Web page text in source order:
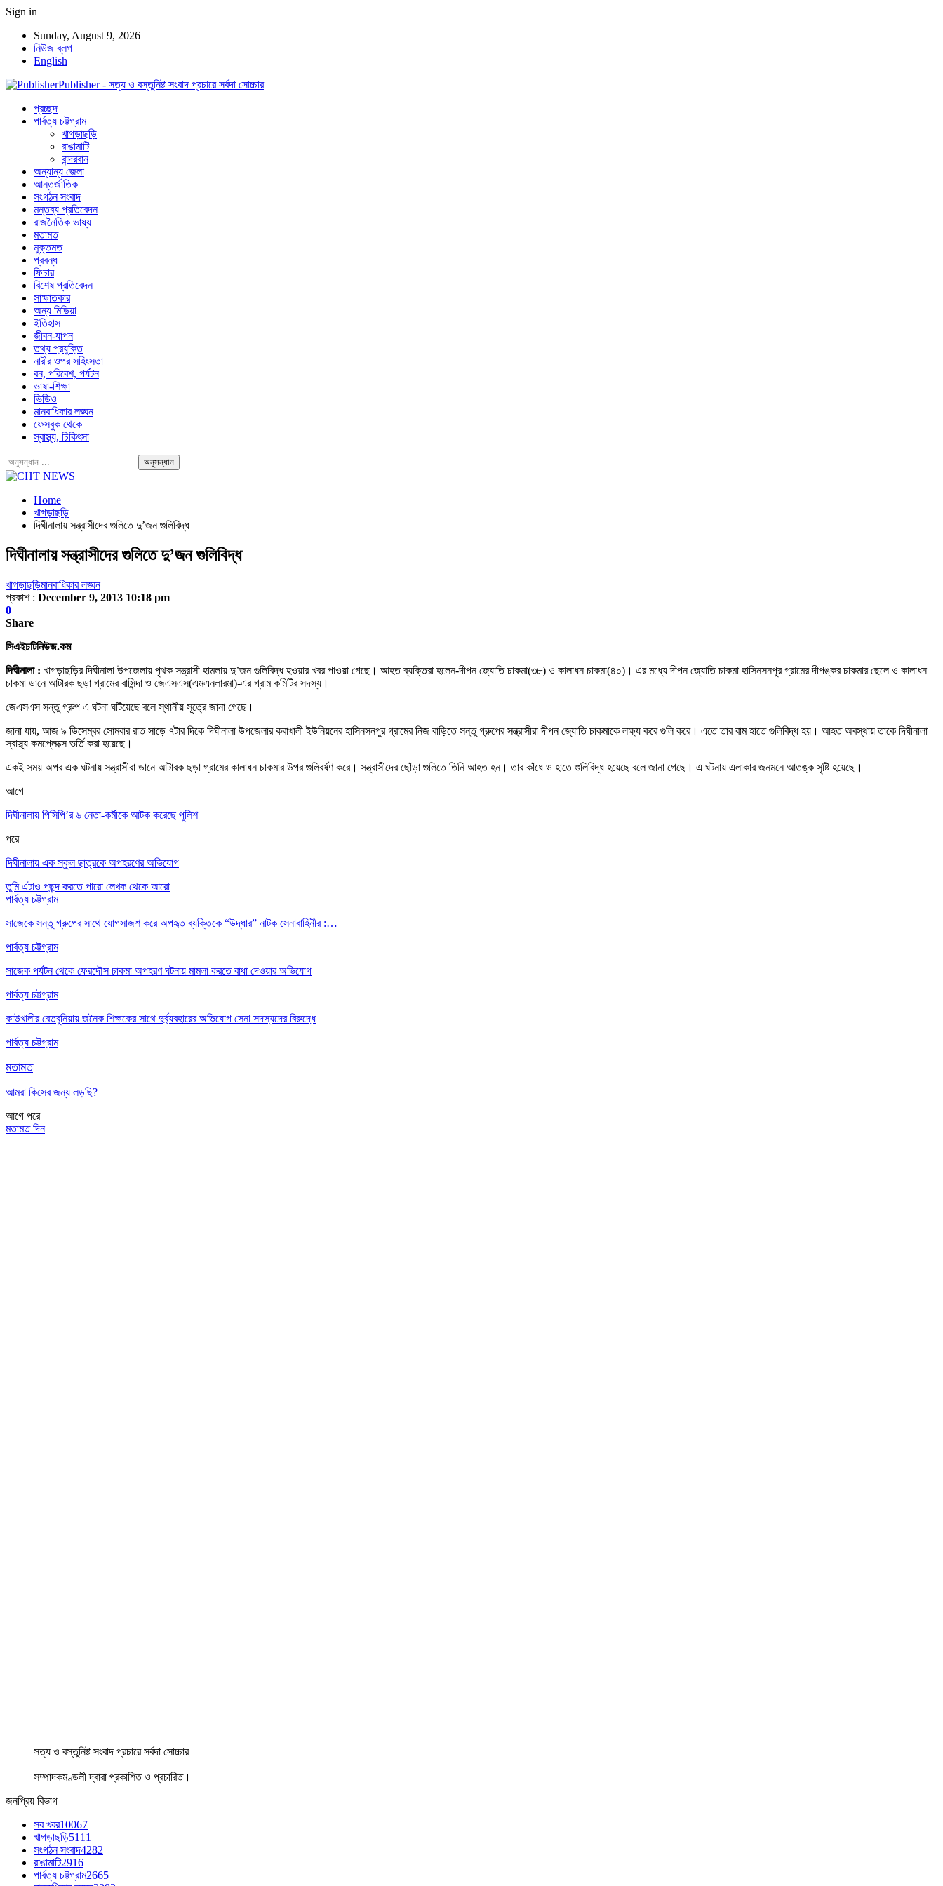
Sign in
Sunday, August 9, 2026
নিউজ ব্লগ
English
Publisher - সত্য ও বস্তুনিষ্ট সংবাদ প্রচারে সর্বদা সোচ্চার
প্রচ্ছদ
পার্বত্য চট্টগ্রাম
খাগড়াছড়ি
রাঙামাটি
বান্দরবান
অন্যান্য জেলা
আন্তর্জাতিক
সংগঠন সংবাদ
মন্তব্য প্রতিবেদন
রাজনৈতিক ভাষ্য
মতামত
মুক্তমত
প্রবন্ধ
ফিচার
বিশেষ প্রতিবেদন
সাক্ষাতকার
অন্য মিডিয়া
ইতিহাস
জীবন-যাপন
তথ্য প্রযুক্তি
নারীর ওপর সহিংসতা
বন, পরিবেশ, পর্যটন
ভাষা-শিক্ষা
ভিডিও
মানবাধিকার লঙ্ঘন
ফেসবুক থেকে
স্বাস্থ্য, চিকিৎসা
Home
খাগড়াছড়ি
দিঘীনালায় সন্ত্রাসীদের গুলিতে দু’জন গুলিবিদ্ধ
দিঘীনালায় সন্ত্রাসীদের গুলিতে দু’জন গুলিবিদ্ধ
খাগড়াছড়িমানবাধিকার লঙ্ঘন
প্রকাশ : December 9, 2013 10:18 pm
0
Share
সিএইচটিনিউজ.কম
দিঘীনালা : খাগড়াছড়ির দিঘীনালা উপজেলায় পৃথক সন্ত্রাসী হামলায় দু’জন গুলিবিদ্ধ হওয়ার খবর পাওয়া গেছে। আহত ব্যক্তিরা হলেন-দীপন জ্যোতি চাকমা(৩৮) ও কালাধন চাকমা(৪০)। এর মধ্যে দীপন জ্যোতি চাকমা হাসিনসনপুর গ্রামের দীপঙ্কর চাকমার ছেলে ও কালাধন
চাকমা ডানে আটারক ছড়া গ্রামের বাসিন্দা ও জেএসএস(এমএনলারমা)-এর গ্রাম কমিটির সদস্য।
জেএসএস সন্তু গ্রুপ এ ঘটনা ঘটিয়েছে বলে স্থানীয় সূত্রে জানা গেছে।
জানা যায়, আজ ৯ ডিসেম্বর সোমবার রাত সাড়ে ৭টার দিকে দিঘীনালা উপজেলার কবাখালী ইউনিয়নের হাসিনসনপুর গ্রামের নিজ বাড়িতে সন্তু গ্রুপের সন্ত্রাসীরা দীপন জ্যোতি চাকমাকে লক্ষ্য করে গুলি করে। এতে তার বাম হাতে গুলিবিদ্ধ হয়। আহত অবস্থায় তাকে দিঘীনালা
স্বাস্থ্য কমপ্লেক্সে ভর্তি করা হয়েছে।
একই সময় অপর এক ঘটনায় সন্ত্রাসীরা ডানে আটারক ছড়া গ্রামের কালাধন চাকমার উপর গুলিবর্ষণ করে। সন্ত্রাসীদের ছোঁড়া গুলিতে তিনি আহত হন। তার কাঁধে ও হাতে গুলিবিদ্ধ হয়েছে বলে জানা গেছে। এ ঘটনায় এলাকার জনমনে আতঙ্ক সৃষ্টি হয়েছে।
আগে
দিঘীনালায় পিসিপি’র ৬ নেতা-কর্মীকে আটক করেছে পুলিশ
পরে
দিঘীনালায় এক স্কুল ছাত্রকে অপহরণের অভিযোগ
তুমি এটাও পছন্দ করতে পারো লেখক থেকে আরো
পার্বত্য চট্টগ্রাম
সাজেকে সন্তু গ্রুপের সাথে যোগসাজশ করে অপহৃত ব্যক্তিকে “উদ্ধার” নাটক সেনাবাহিনীর :…
পার্বত্য চট্টগ্রাম
সাজেক পর্যটন থেকে ফেরদৌস চাকমা অপহরণ ঘটনায় মামলা করতে বাধা দেওয়ার অভিযোগ
পার্বত্য চট্টগ্রাম
কাউখালীর বেতবুনিয়ায় জনৈক শিক্ষকের সাথে দুর্ব্যবহারের অভিযোগ সেনা সদস্যদের বিরুদ্ধে
পার্বত্য চট্টগ্রাম
মতামত
আমরা কিসের জন্য লড়ছি?
আগে পরে
মতামত দিন
সত্য ও বস্তুনিষ্ট সংবাদ প্রচারে সর্বদা সোচ্চার
সম্পাদকমণ্ডলী দ্বারা প্রকাশিত ও প্রচারিত।
জনপ্রিয় বিভাগ
সব খবর10067
খাগড়াছড়ি5111
সংগঠন সংবাদ4282
রাঙামাটি2916
পার্বত্য চট্টগ্রাম2665